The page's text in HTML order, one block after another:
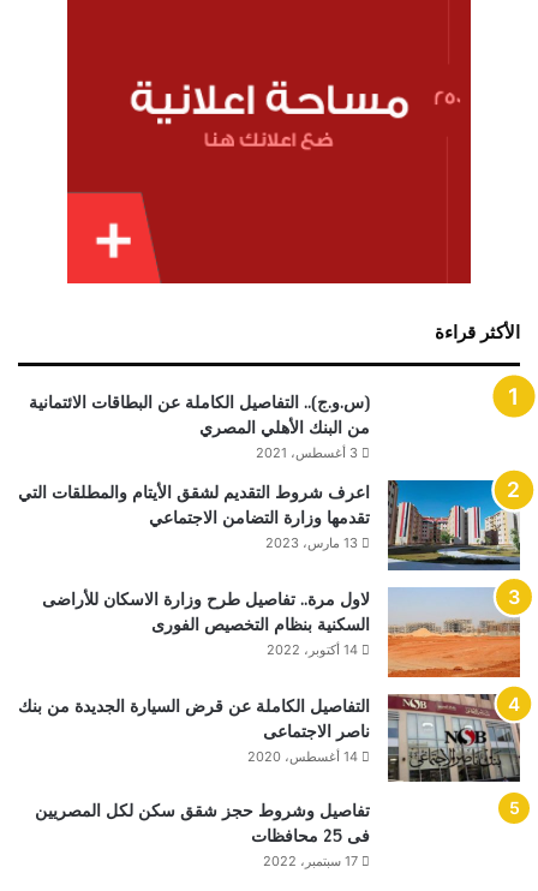
الأكثر قراءة
(س.و.ج).. التفاصيل الكاملة عن البطاقات الائتمانية
من البنك الأهلي المصري
3 أغسطس، 2021
اعرف شروط التقديم لشقق الأيتام والمطلقات التي
تقدمها وزارة التضامن الاجتماعي
13 مارس، 2023
لاول مرة.. تفاصيل طرح وزارة الاسكان للأراضى
السكنية بنظام التخصيص الفورى
14 أكتوبر، 2022
التفاصيل الكاملة عن قرض السيارة الجديدة من بنك
ناصر الاجتماعى
14 أغسطس، 2020
تفاصيل وشروط حجز شقق سكن لكل المصريين
فى 25 محافظات
17 سبتمبر، 2022